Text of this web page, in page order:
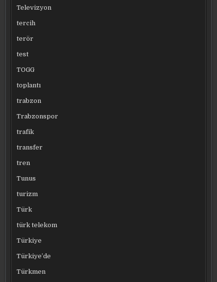
Televizyon
tercih
terör
test
TOGG
toplantı
trabzon
Trabzonspor
trafik
transfer
tren
Tunus
turizm
Türk
türk telekom
Türkiye
Türkiye’de
Türkmen